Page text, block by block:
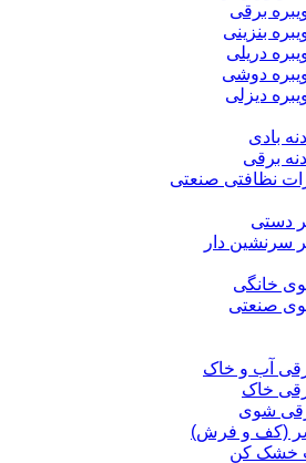
برقی
بنزینی
دریلی
دوشی
دیزلی
بادی
برقی
نظافتی صنعتی
دستی
سرنشین دار
خانگی
صنعتی
آب و خاک
خاک
شوی
(کف و فرش)
خشک کن